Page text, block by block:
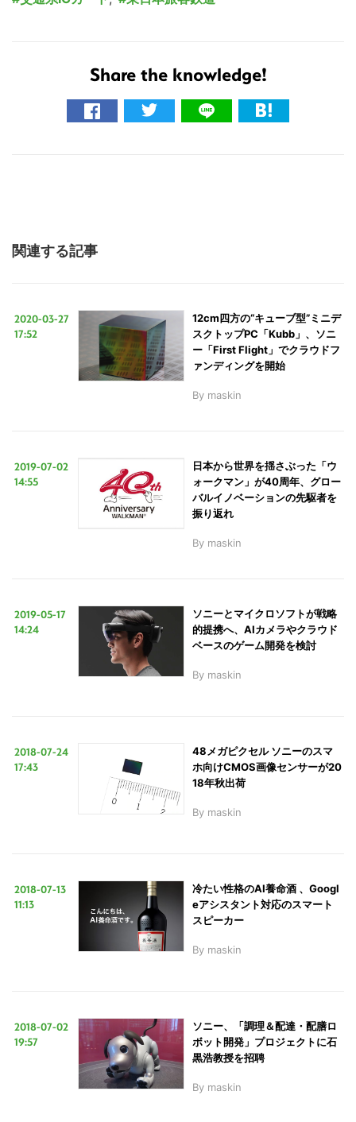
Share the knowledge!
関連する記事
2020-03-27
17:52
12cm四方の“キューブ型”ミニデ
スクトップPC「Kubb」、ソニ
ー「First Flight」でクラウドフ
ァンディングを開始
By maskin
2019-07-02
14:55
日本から世界を揺さぶった「ウ
ォークマン」が40周年、グロー
バルイノベーションの先駆者を
振り返れ
By maskin
2019-05-17
14:24
ソニーとマイクロソフトが戦略
的提携へ、AIカメラやクラウド
ベースのゲーム開発を検討
By maskin
2018-07-24
17:43
48メガピクセル ソニーのスマ
ホ向けCMOS画像センサーが20
18年秋出荷
By maskin
2018-07-13
11:13
冷たい性格のAI養命酒 、Googl
eアシスタント対応のスマート
スピーカー
By maskin
2018-07-02
19:57
ソニー、「調理＆配達・配膳ロ
ボット開発」プロジェクトに石
黒浩教授を招聘
By maskin
索